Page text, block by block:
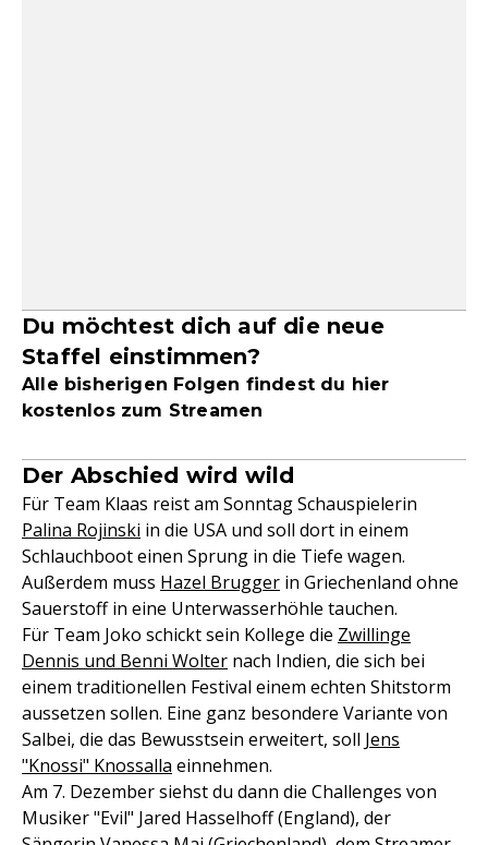
Du möchtest dich auf die neue
Staffel einstimmen?
Alle bisherigen Folgen findest du hier
kostenlos zum Streamen
Der Abschied wird wild
Für Team Klaas reist am Sonntag Schauspielerin
Palina Rojinski in die USA und soll dort in einem
Schlauchboot einen Sprung in die Tiefe wagen.
Außerdem muss Hazel Brugger in Griechenland ohne
Sauerstoff in eine Unterwasserhöhle tauchen.
Für Team Joko schickt sein Kollege die Zwillinge
Dennis und Benni Wolter nach Indien, die sich bei
einem traditionellen Festival einem echten Shitstorm
aussetzen sollen. Eine ganz besondere Variante von
Salbei, die das Bewusstsein erweitert, soll Jens
"Knossi" Knossalla einnehmen.
Am 7. Dezember siehst du dann die Challenges von
Musiker "Evil" Jared Hasselhoff (England), der